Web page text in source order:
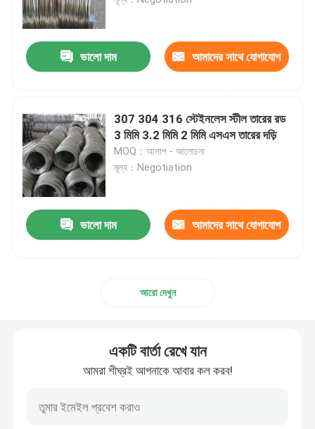
খাদ ইস্পাত ফালা
খাদ ইস্পাত টিউব
খাদ ইস্পাত কুণ্ডলী
গ্যালভানাইজড স্টিল টিউব
ভালো দাম আমাদের সাথে যোগাযোগ
307 304 316 স্টেইনলেস স্টীল তারের রড
3 মিমি 3.2 মিমি 2 মিমি এসএস তারের দড়ি
MOQ：আলাপ - আলোচনা
মূল্য：Negotiation
ভালো দাম আমাদের সাথে যোগাযোগ
আরো দেখুন
একটি বার্তা রেখে যান
আমরা শীঘ্রই আপনাকে আবার কল করব!